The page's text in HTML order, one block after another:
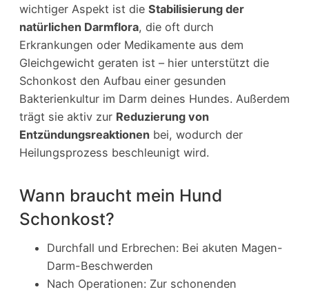
wichtiger Aspekt ist die Stabilisierung der
natürlichen Darmflora, die oft durch
Erkrankungen oder Medikamente aus dem
Gleichgewicht geraten ist – hier unterstützt die
Schonkost den Aufbau einer gesunden
Bakterienkultur im Darm deines Hundes. Außerdem
trägt sie aktiv zur Reduzierung von
Entzündungsreaktionen bei, wodurch der
Heilungsprozess beschleunigt wird.
Wann braucht mein Hund
Schonkost?
Durchfall und Erbrechen: Bei akuten Magen-
Darm-Beschwerden
Nach Operationen: Zur schonenden